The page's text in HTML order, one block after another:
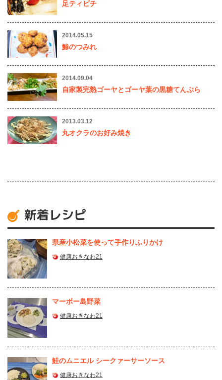
足ティビチ
2014.05.15
鯵のつみれ
2014.09.04
自家製完熟ゴーヤとゴーヤ葉の黒糖てんぷら
2013.03.12
丸オクラのお好み焼き
新着レシピ
県産⼩松菜を使って⼿作りふりかけ
健康おきなわ21
マーボー島野菜
健康おきなわ21
鮭のムニエル シークァーサーソース
健康おきなわ21